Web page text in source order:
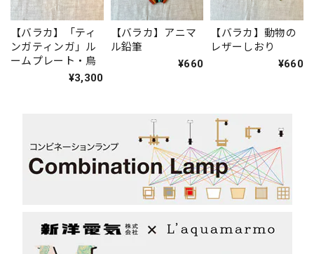
【バラカ】「ティ
ンガティンガ」ル
ームプレート・鳥
¥3,300
【バラカ】アニマ
ル鉛筆
¥660
【バラカ】動物の
レザーしおり
¥660